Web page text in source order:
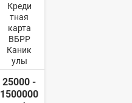
Креди
тная
карта
ВБРР
Каник
улы
25000 -
1500000